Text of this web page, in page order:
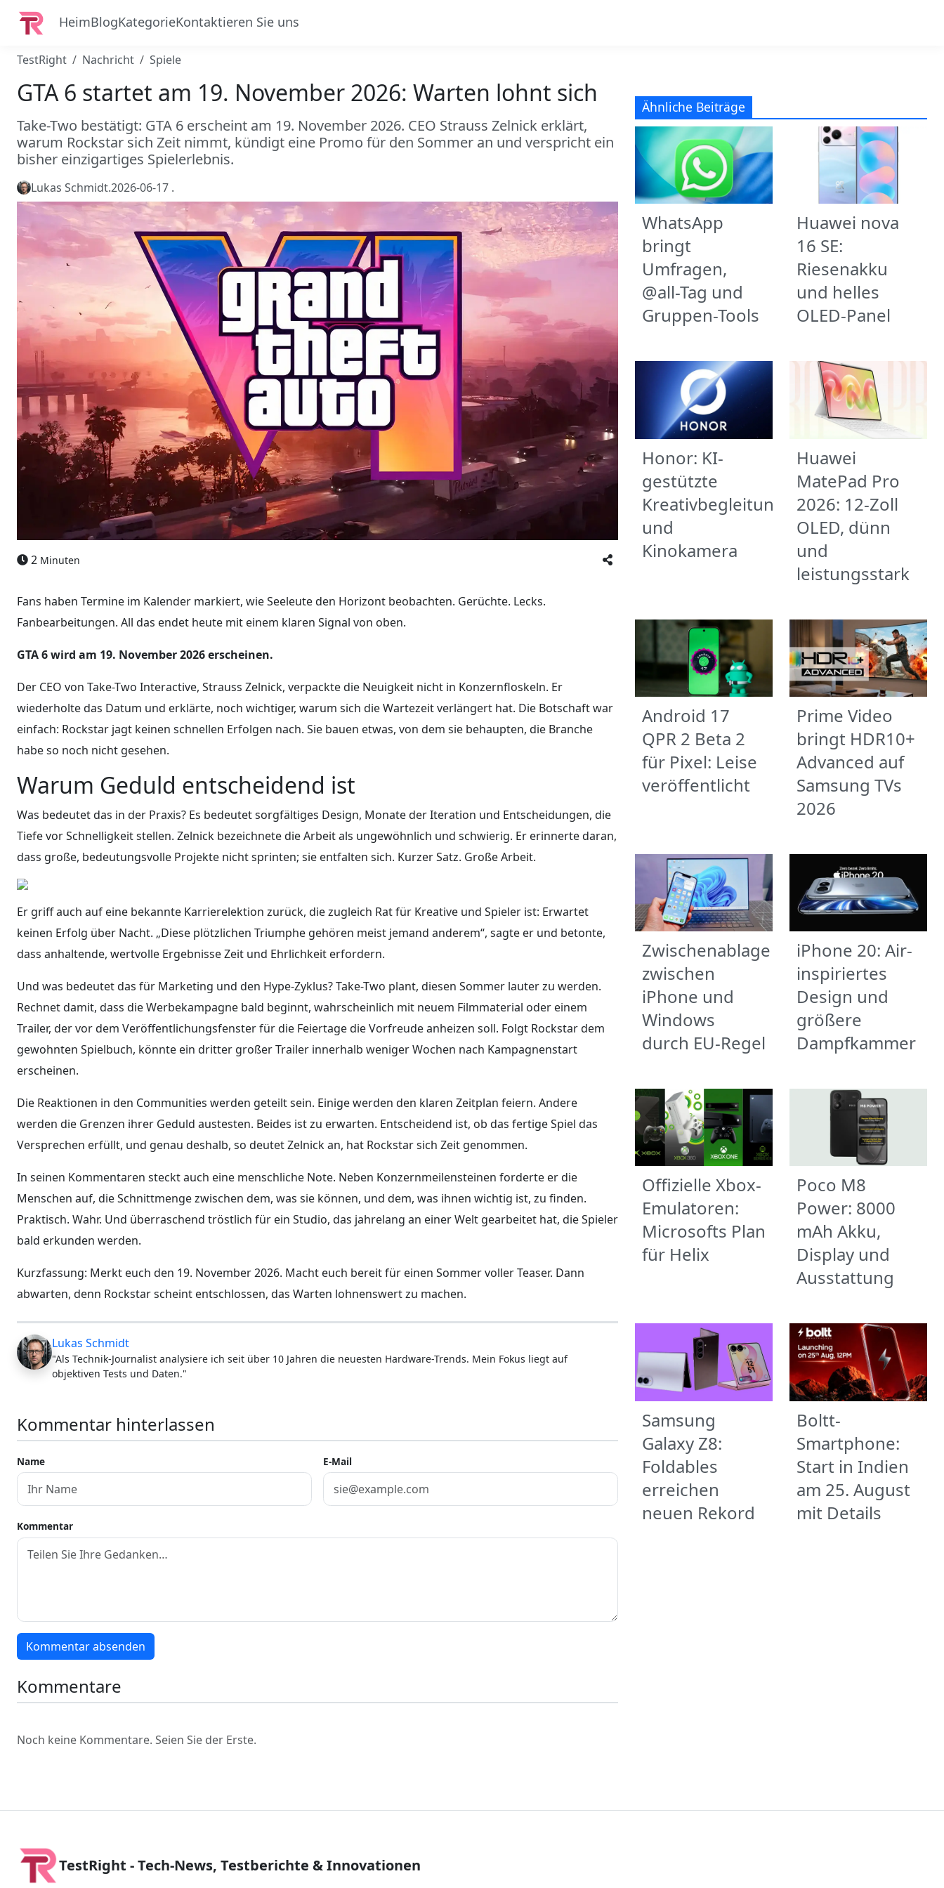
HeimBlogKategorieKontaktieren Sie uns
TestRight Nachricht Spiele
GTA 6 startet am 19. November 2026: Warten lohnt sich
Take-Two bestätigt: GTA 6 erscheint am 19. November 2026. CEO Strauss Zelnick erklärt,
warum Rockstar sich Zeit nimmt, kündigt eine Promo für den Sommer an und verspricht ein
bisher einzigartiges Spielerlebnis.
Lukas Schmidt.2026-06-17 .
2 Minuten
Fans haben Termine im Kalender markiert, wie Seeleute den Horizont beobachten. Gerüchte. Lecks.
Fanbearbeitungen. All das endet heute mit einem klaren Signal von oben.
GTA 6 wird am 19. November 2026 erscheinen.
Der CEO von Take-Two Interactive, Strauss Zelnick, verpackte die Neuigkeit nicht in Konzernfloskeln. Er
wiederholte das Datum und erklärte, noch wichtiger, warum sich die Wartezeit verlängert hat. Die Botschaft war
einfach: Rockstar jagt keinen schnellen Erfolgen nach. Sie bauen etwas, von dem sie behaupten, die Branche
habe so noch nicht gesehen.
Warum Geduld entscheidend ist
Was bedeutet das in der Praxis? Es bedeutet sorgfältiges Design, Monate der Iteration und Entscheidungen, die
Tiefe vor Schnelligkeit stellen. Zelnick bezeichnete die Arbeit als ungewöhnlich und schwierig. Er erinnerte daran,
dass große, bedeutungsvolle Projekte nicht sprinten; sie entfalten sich. Kurzer Satz. Große Arbeit.
Er griff auch auf eine bekannte Karrierelektion zurück, die zugleich Rat für Kreative und Spieler ist: Erwartet
keinen Erfolg über Nacht. „Diese plötzlichen Triumphe gehören meist jemand anderem“, sagte er und betonte,
dass anhaltende, wertvolle Ergebnisse Zeit und Ehrlichkeit erfordern.
Und was bedeutet das für Marketing und den Hype-Zyklus? Take-Two plant, diesen Sommer lauter zu werden.
Rechnet damit, dass die Werbekampagne bald beginnt, wahrscheinlich mit neuem Filmmaterial oder einem
Trailer, der vor dem Veröffentlichungsfenster für die Feiertage die Vorfreude anheizen soll. Folgt Rockstar dem
gewohnten Spielbuch, könnte ein dritter großer Trailer innerhalb weniger Wochen nach Kampagnenstart
erscheinen.
Die Reaktionen in den Communities werden geteilt sein. Einige werden den klaren Zeitplan feiern. Andere
werden die Grenzen ihrer Geduld austesten. Beides ist zu erwarten. Entscheidend ist, ob das fertige Spiel das
Versprechen erfüllt, und genau deshalb, so deutet Zelnick an, hat Rockstar sich Zeit genommen.
In seinen Kommentaren steckt auch eine menschliche Note. Neben Konzernmeilensteinen forderte er die
Menschen auf, die Schnittmenge zwischen dem, was sie können, und dem, was ihnen wichtig ist, zu finden.
Praktisch. Wahr. Und überraschend tröstlich für ein Studio, das jahrelang an einer Welt gearbeitet hat, die Spieler
bald erkunden werden.
Kurzfassung: Merkt euch den 19. November 2026. Macht euch bereit für einen Sommer voller Teaser. Dann
abwarten, denn Rockstar scheint entschlossen, das Warten lohnenswert zu machen.
Lukas Schmidt
"Als Technik-Journalist analysiere ich seit über 10 Jahren die neuesten Hardware-Trends. Mein Fokus liegt auf
objektiven Tests und Daten."
Kommentar hinterlassen
Name E-Mail
Kommentar
Kommentar absenden
Kommentare
Noch keine Kommentare. Seien Sie der Erste.
Ähnliche Beiträge
WhatsApp
bringt
Umfragen,
@all-Tag und
Gruppen-Tools
Huawei nova
16 SE:
Riesenakku
und helles
OLED-Panel
Honor: KI-
gestützte
Kreativbegleitung
und
Kinokamera
Huawei
MatePad Pro
2026: 12-Zoll
OLED, dünn
und
leistungsstark
Android 17
QPR 2 Beta 2
für Pixel: Leise
veröffentlicht
Prime Video
bringt HDR10+
Advanced auf
Samsung TVs
2026
Zwischenablage
zwischen
iPhone und
Windows
durch EU-Regel
iPhone 20: Air-
inspiriertes
Design und
größere
Dampfkammer
Offizielle Xbox-
Emulatoren:
Microsofts Plan
für Helix
Poco M8
Power: 8000
mAh Akku,
Display und
Ausstattung
Samsung
Galaxy Z8:
Foldables
erreichen
neuen Rekord
Boltt-
Smartphone:
Start in Indien
am 25. August
mit Details
TestRight - Tech-News, Testberichte & Innovationen